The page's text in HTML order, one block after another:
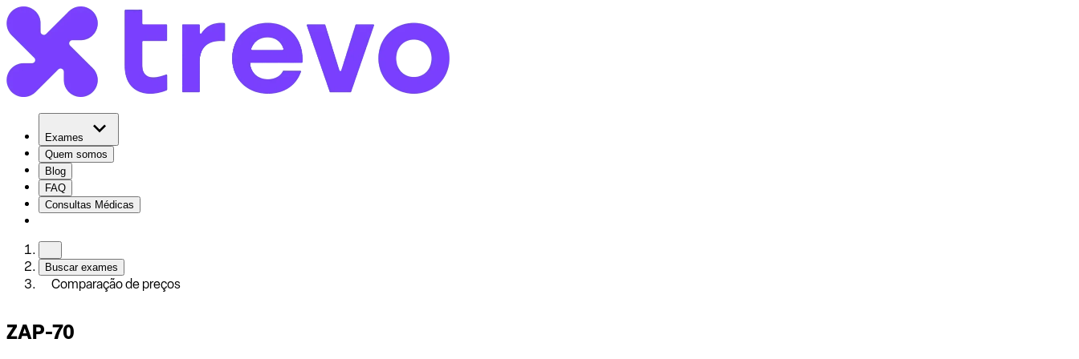
Exames
Quem somos
Blog
FAQ
Consultas Médicas
Buscar exames
Comparação de preços
ZAP-70